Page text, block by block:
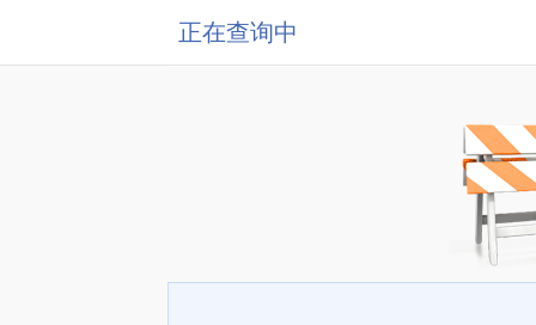
正在查询中